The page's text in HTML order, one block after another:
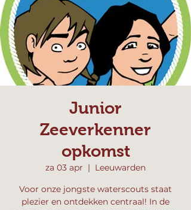
Junior
Zeeverkenner
opkomst
za 03 apr
  |
Leeuwarden
Voor onze jongste waterscouts staat
plezier en ontdekken centraal! In de